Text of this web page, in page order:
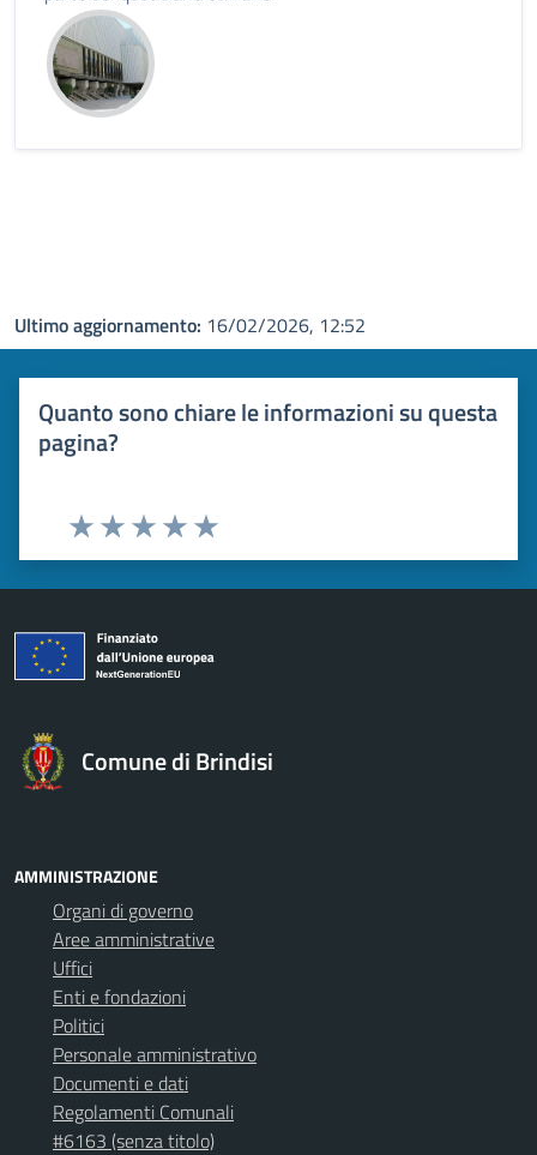
Ultimo aggiornamento: 16/02/2026, 12:52
Quanto sono chiare le informazioni su questa
pagina?
Valuta 5 stelle su 5
Valuta 4 stelle su 5
Valuta 3 stelle su 5
Valuta 2 stelle su 5
Valuta 1 stelle su 5
Comune di Brindisi
AMMINISTRAZIONE
Organi di governo
Aree amministrative
Uffici
Enti e fondazioni
Politici
Personale amministrativo
Documenti e dati
Regolamenti Comunali
#6163 (senza titolo)